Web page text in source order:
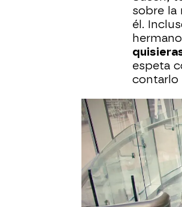
sobre la
él.
espeta
contarlo
de la
Sarp
Ömer,
guarde